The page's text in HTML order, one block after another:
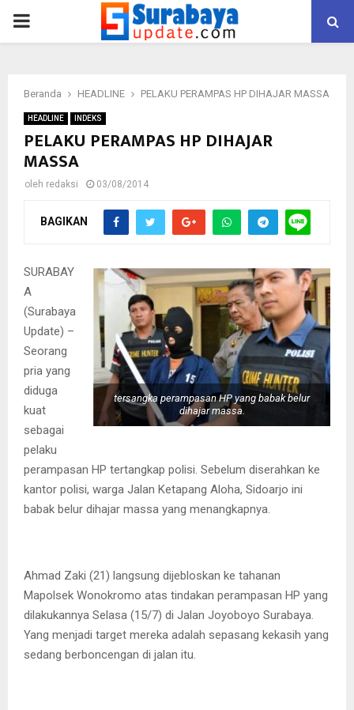
PRIMARY
Beranda HEADLINE PELAKU PERAMPAS HP DIHAJAR MASSA
HEADLINE INDEKS
PELAKU PERAMPAS HP DIHAJAR
MASSA
oleh redaksi 03/08/2014
BAGIKAN
tersangka perampasan HP yang babak belur
dihajar massa.
SURABAY
A
(Surabaya
Update) –
Seorang
pria yang
diduga
kuat
sebagai
pelaku
perampasan HP tertangkap polisi. Sebelum diserahkan ke
kantor polisi, warga Jalan Ketapang Aloha, Sidoarjo ini
babak belur dihajar massa yang menangkapnya.
Ahmad Zaki (21) langsung dijebloskan ke tahanan
Mapolsek Wonokromo atas tindakan perampasan HP yang
dilakukannya Selasa (15/7) di Jalan Joyoboyo Surabaya.
Yang menjadi target mereka adalah sepasang kekasih yang
sedang berboncengan di jalan itu.